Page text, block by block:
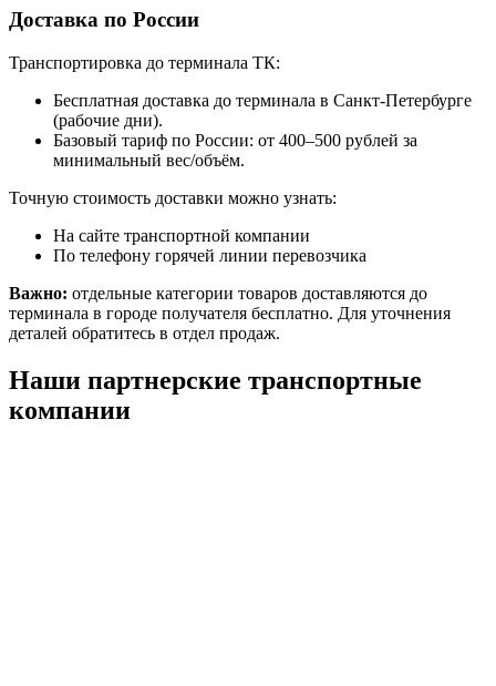
Доставка по России
Транспортировка до терминала ТК:
Бесплатная доставка до терминала в Санкт-Петербурге
(рабочие дни).
Базовый тариф по России: от 400–500 рублей за
минимальный вес/объём.
Точную стоимость доставки можно узнать:
На сайте транспортной компании
По телефону горячей линии перевозчика
Важно: отдельные категории товаров доставляются до
терминала в городе получателя бесплатно. Для уточнения
деталей обратитесь в отдел продаж.
Наши партнерские транспортные
компании